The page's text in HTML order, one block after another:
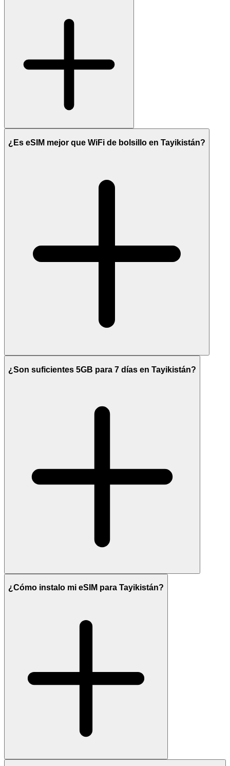
¿Es eSIM mejor que WiFi de bolsillo en Tayikistán?
¿Son suficientes 5GB para 7 días en Tayikistán?
¿Cómo instalo mi eSIM para Tayikistán?